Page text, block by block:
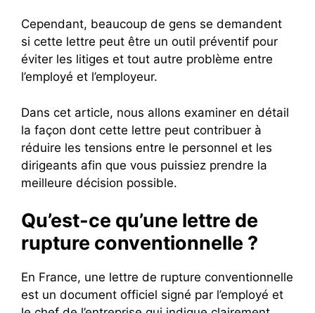
Cependant, beaucoup de gens se demandent
si cette lettre peut être un outil préventif pour
éviter les litiges et tout autre problème entre
l’employé et l’employeur.
Dans cet article, nous allons examiner en détail
la façon dont cette lettre peut contribuer à
réduire les tensions entre le personnel et les
dirigeants afin que vous puissiez prendre la
meilleure décision possible.
Qu’est-ce qu’une lettre de
rupture conventionnelle ?
En France, une lettre de rupture conventionnelle
est un document officiel signé par l’employé et